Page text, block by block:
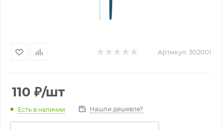
Артикул: 302001
110 ₽/шт
Есть в наличии Нашли дешевле?